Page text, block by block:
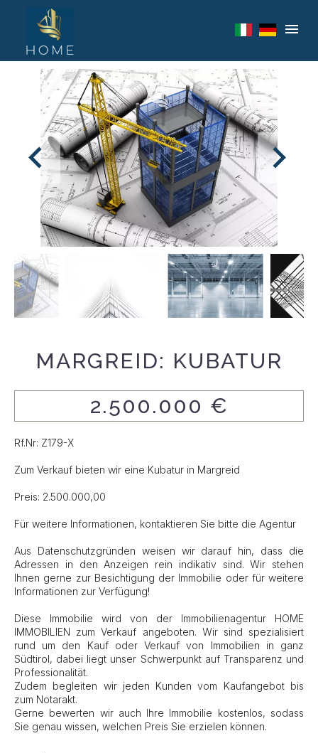
MARGREID: KUBATUR
2.500.000 €
Rf.Nr: Z179-X
Zum Verkauf bieten wir eine Kubatur in Margreid
Preis: 2.500.000,00
Für weitere Informationen, kontaktieren Sie bitte die Agentur
Aus Datenschutzgründen weisen wir darauf hin, dass die
Adressen in den Anzeigen rein indikativ sind. Wir stehen
Ihnen gerne zur Besichtigung der Immobilie oder für weitere
Informationen zur Verfügung!
Diese Immobilie wird von der Immobilienagentur HOME
IMMOBILIEN zum Verkauf angeboten. Wir sind spezialisiert
rund um den Kauf oder Verkauf von Immobilien in ganz
Südtirol, dabei liegt unser Schwerpunkt auf Transparenz und
Professionalität.
Zudem begleiten wir jeden Kunden vom Kaufangebot bis
zum Notarakt.
Gerne bewerten wir auch Ihre Immobilie kostenlos, sodass
Sie genau wissen, welchen Preis Sie erzielen können.